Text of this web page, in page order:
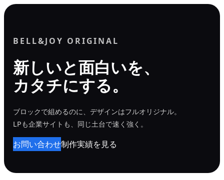
内
BELL&JOY ORIGINAL
新しいと面白いを、
カタチにする。
ブロックで組めるのに、デザインはフルオリジナル。
LPも企業サイトも、同じ土台で速く強く。
お問い合わせ制作実績を見る